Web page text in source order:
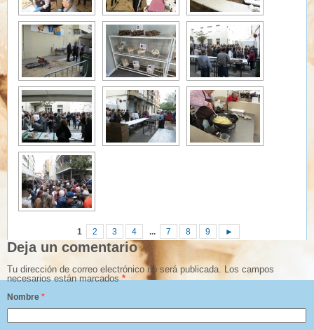
1 2 3 4 ... 7 8 9 ►
Deja un comentario
Tu dirección de correo electrónico no será publicada. Los campos
necesarios están marcados*
Nombre *